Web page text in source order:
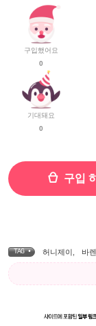
구입했어요
0
기대돼요
0
구입
TAG • 허니제이 바